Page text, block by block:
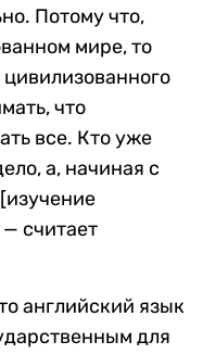
Потому что,
мире, то
что
все. Кто уже
а, начиная с
считает
английский язык
для